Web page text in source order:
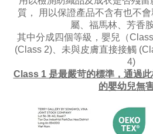
質， 用以保證產品不含有也不
屬、福馬林、芳香
其中分成四個等級，嬰兒（
(Class 2)、未與皮膚直接接觸
4)
Class 1 是最嚴苛的標準，通過
的嬰幼兒無害